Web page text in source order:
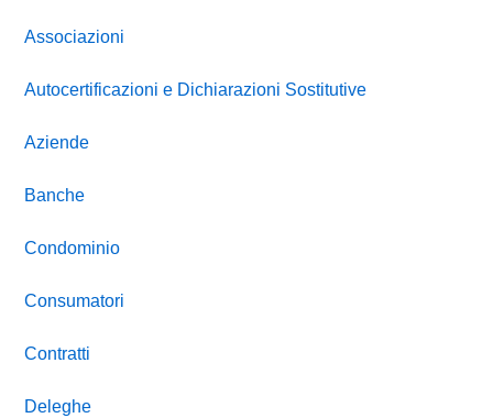
Associazioni
Autocertificazioni e Dichiarazioni Sostitutive
Aziende
Banche
Condominio
Consumatori
Contratti
Deleghe